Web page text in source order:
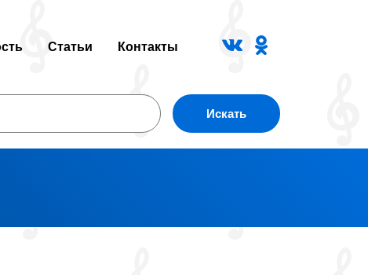
Статьи Контакты
Искать